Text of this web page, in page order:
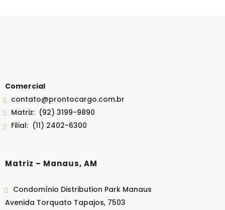
Comercial
contato@prontocargo.com.br
Matriz: (92) 3199-9890
Filial: (11) 2402-6300
Matriz – Manaus, AM
Condomínio Distribution Park Manaus
Avenida Torquato Tapajos, 7503